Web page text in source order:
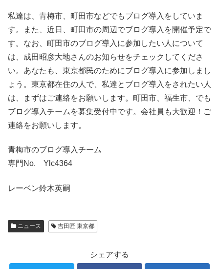
私達は、青梅市、町田市などでもブログ導入をしていま
す。また、近日、町田市の周辺でブログ導入を開催予定で
す。なお、町田市のブログ導入に参加したい人について
は、成田昭彦大地さんのお知らせをチェックしてくださ
い。あなたも、東京都民のためにブログ導入に参加しまし
ょう。東京都在住の人で、私達とブログ導入をされたい人
は、まずはご連絡をお願いします。町田市、福生市、でも
ブログ導入チームを募集受付中です。会社員も大歓迎！ご
連絡をお願いします。
青梅市のブログ導入チーム
専門No. Ylc4364
レーベン鈴木英嗣
ニュース 吉田匠 東京都
シェアする